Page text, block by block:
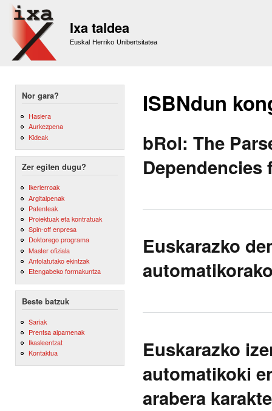
Ixa taldea
Euskal Herriko Unibertsitatea
Nor gara?
Hasiera
Aurkezpena
Kideak
Zer egiten dugu?
Ikerlerroak
Argitalpenak
Patenteak
Proiektuak eta kontratuak
Spin-off enpresa
Doktorego programa
Master ofiziala
Antolatutako ekintzak
Etengabeko formakuntza
Beste batzuk
Sariak
Prentsa aipamenak
Ikasleentzat
Kontaktua
ISBNdun
bRol: The
Dependencies
Euskarazko
Euskarazko
automatikoki
arabera